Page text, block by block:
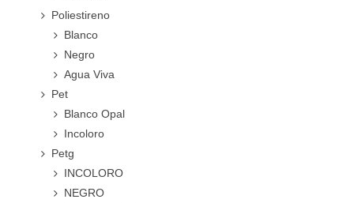
Poliestireno
Blanco
Negro
Agua Viva
Pet
Blanco Opal
Incoloro
Petg
INCOLORO
NEGRO